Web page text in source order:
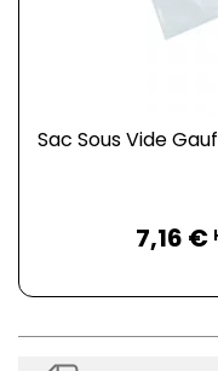
Sac Sous Vide
7,16 €